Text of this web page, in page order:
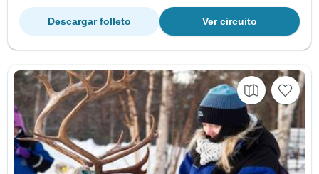
Ver circuito
Descargar folleto